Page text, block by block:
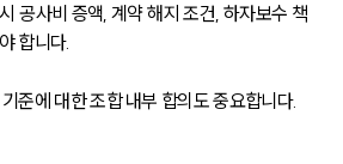
공사비 증액, 계약 해지 조건, 하자보수 책
합니다.
준에 대한 조합 내부 합의도 중요합니다.